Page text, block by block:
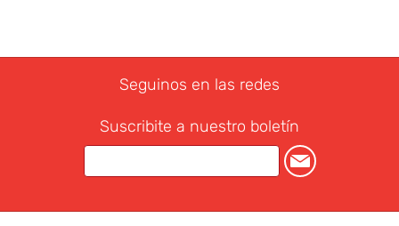
Seguinos en las redes
Suscribite a nuestro boletín